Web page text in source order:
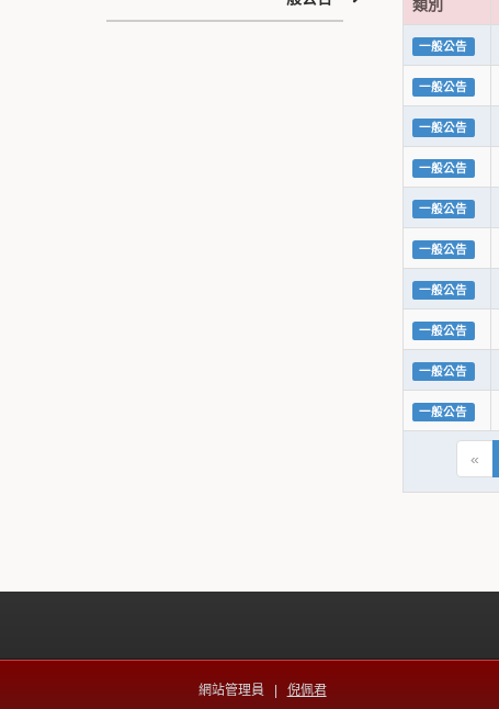
類別
一般公告
一般公告
一般公告
一般公告
一般公告
一般公告
一般公告
一般公告
一般公告
一般公告
«
網站管理員 | 倪佩君